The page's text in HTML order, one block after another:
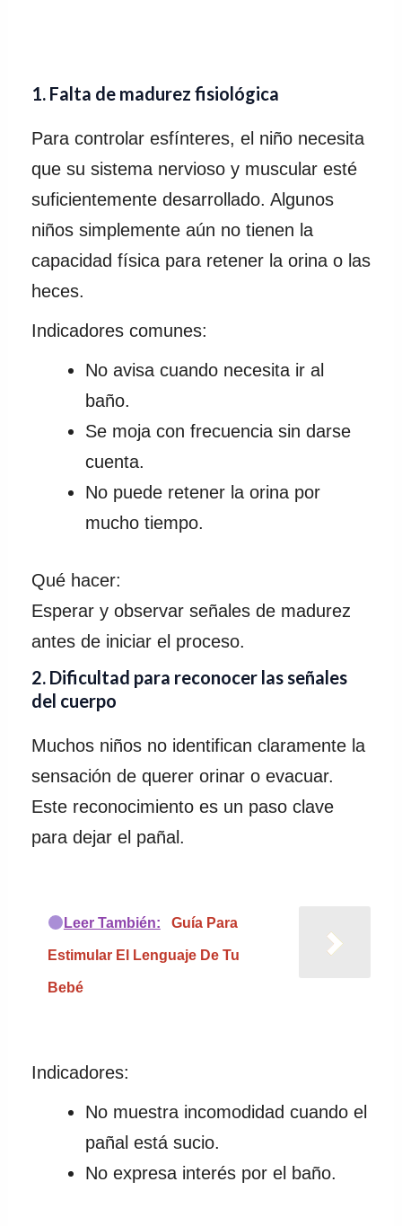
1. Falta de madurez fisiológica
Para controlar esfínteres, el niño necesita
que su sistema nervioso y muscular esté
suficientemente desarrollado. Algunos
niños simplemente aún no tienen la
capacidad física para retener la orina o las
heces.
Indicadores comunes:
No avisa cuando necesita ir al
baño.
Se moja con frecuencia sin darse
cuenta.
No puede retener la orina por
mucho tiempo.
Qué hacer:
Esperar y observar señales de madurez
antes de iniciar el proceso.
2. Dificultad para reconocer las señales
del cuerpo
Muchos niños no identifican claramente la
sensación de querer orinar o evacuar.
Este reconocimiento es un paso clave
para dejar el pañal.
Leer También: Guía Para
Estimular El Lenguaje De Tu
Bebé
Indicadores:
No muestra incomodidad cuando el
pañal está sucio.
No expresa interés por el baño.